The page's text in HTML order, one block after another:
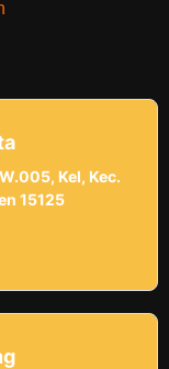
Kel, Kec.
15125